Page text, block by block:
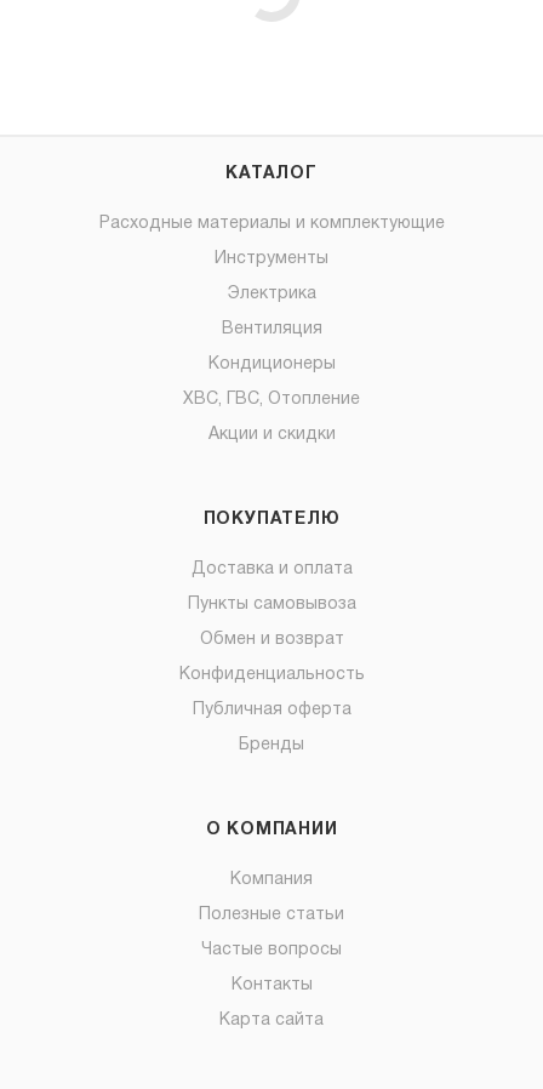
КАТАЛОГ
Расходные материалы и комплектующие
Инструменты
Электрика
Вентиляция
Кондиционеры
ХВС, ГВС, Отопление
Акции и скидки
ПОКУПАТЕЛЮ
Доставка и оплата
Пункты самовывоза
Обмен и возврат
Конфиденциальность
Публичная оферта
Бренды
О КОМПАНИИ
Компания
Полезные статьи
Частые вопросы
Контакты
Карта сайта